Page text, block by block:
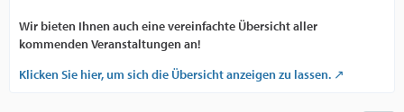
Wir bieten Ihnen auch eine vereinfachte Übersicht aller
kommenden Veranstaltungen an!
Klicken Sie hier, um sich die Übersicht anzeigen zu lassen.